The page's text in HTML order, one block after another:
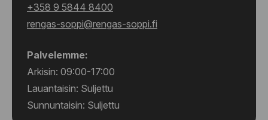
+358 9 5844 8400
rengas-soppi@rengas-soppi.fi
Palvelemme:
Arkisin: 09:00-17:00
Lauantaisin: Suljettu
Sunnuntaisin: Suljettu